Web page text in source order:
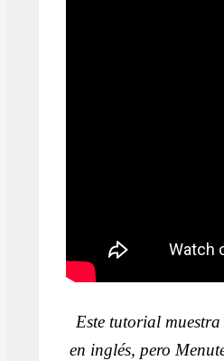
Este tutorial
en inglés, pero